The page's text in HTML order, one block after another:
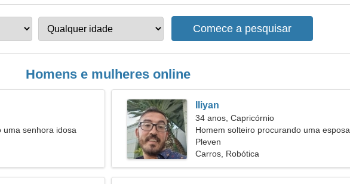
Homens e mulheres online
uma senhora idosa
Iliyan
34 anos, Capricórnio
Homem solteiro procurando uma esposa
Pleven
Carros, Robótica